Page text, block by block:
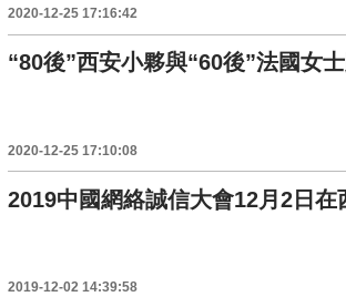
2020-12-25 17:16:42
“80後”西安小夥與“60後”法國女
2020-12-25 17:10:08
2019中國網絡誠信大會12月2日在
2019-12-02 14:39:58